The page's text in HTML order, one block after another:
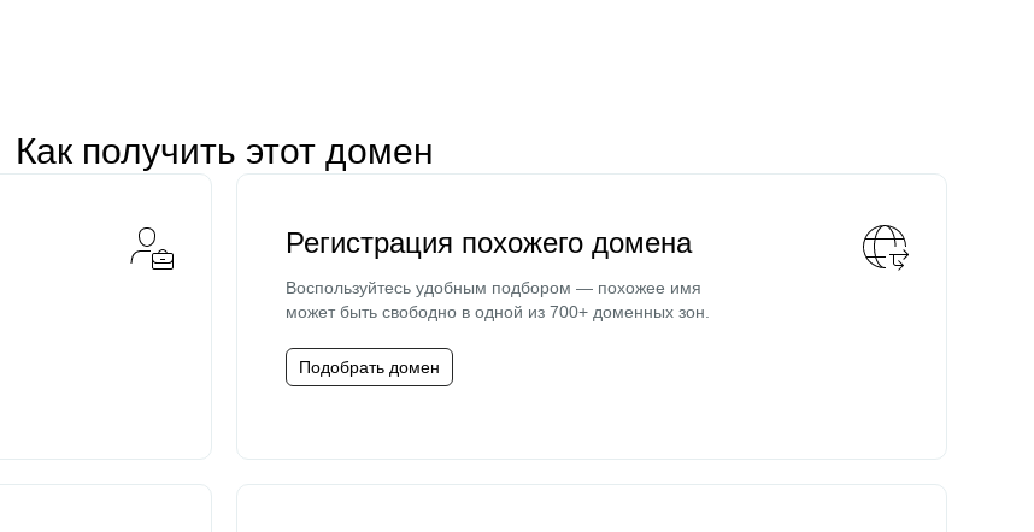
Как получить этот домен
Регистрация похожего домена
Воспользуйтесь удобным подбором — похожее имя
может быть свободно в одной из 700+ доменных зон.
Подобрать домен